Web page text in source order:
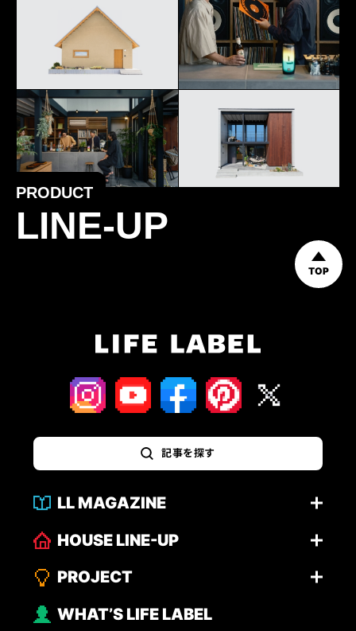
PRODUCT
LINE-UP
TOP
記事を探す
LL MAGAZINE
HOUSE LINE-UP
PROJECT
WHAT’S LIFE LABEL